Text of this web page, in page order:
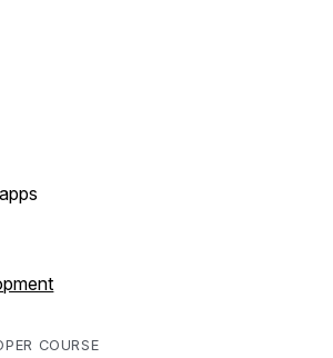
COURSE